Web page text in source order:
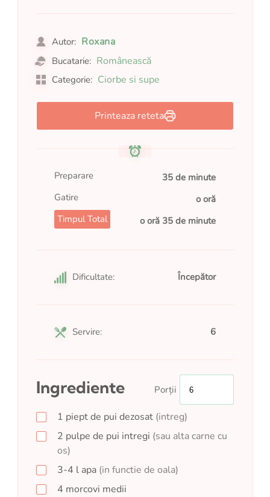
Autor: Roxana
Bucatarie: Românească
Categorie: Ciorbe si supe
Printeaza reteta
Preparare
35 de minute
Gatire
o oră
Timpul Total
o oră 35 de minute
Dificultate: Începător
Servire: 6
Ingrediente Porții
1 piept de pui dezosat (intreg)
2 pulpe de pui intregi (sau alta carne cu
os)
3-4 l apa (in functie de oala)
4 morcovi medii